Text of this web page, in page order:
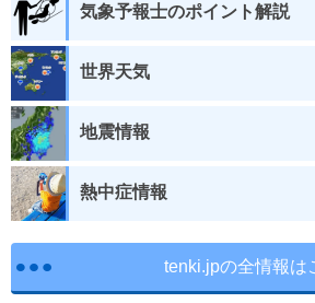
気象予報士のポイント解説
世界天気
地震情報
熱中症情報
tenki.jpの全情報は